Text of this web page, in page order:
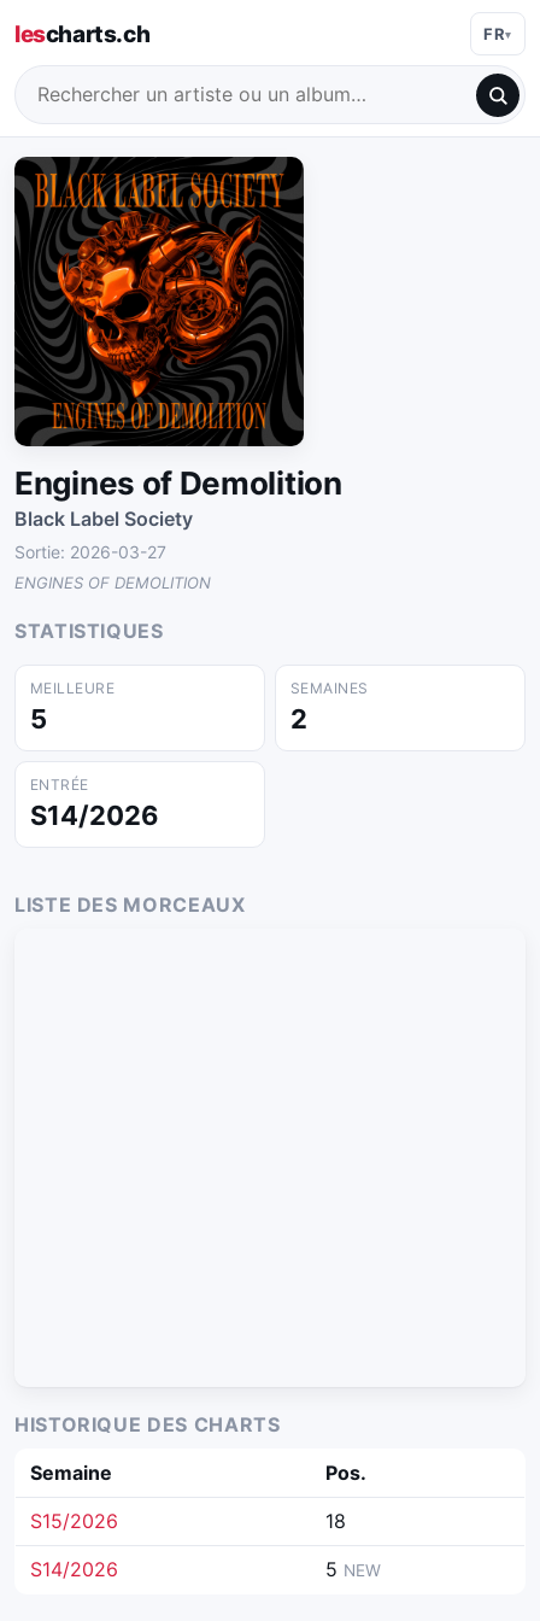
lescharts.ch FR
Engines of Demolition
Black Label Society
Sortie: 2026-03-27
ENGINES OF DEMOLITION
STATISTIQUES
MEILLEURE
5
SEMAINES
2
ENTRÉE
S14/2026
LISTE DES MORCEAUX
HISTORIQUE DES CHARTS
Semaine
Pos.
S15/2026
18
S14/2026
5 NEW